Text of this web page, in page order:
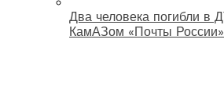
Два человека погибли в
КамАЗом «Почты